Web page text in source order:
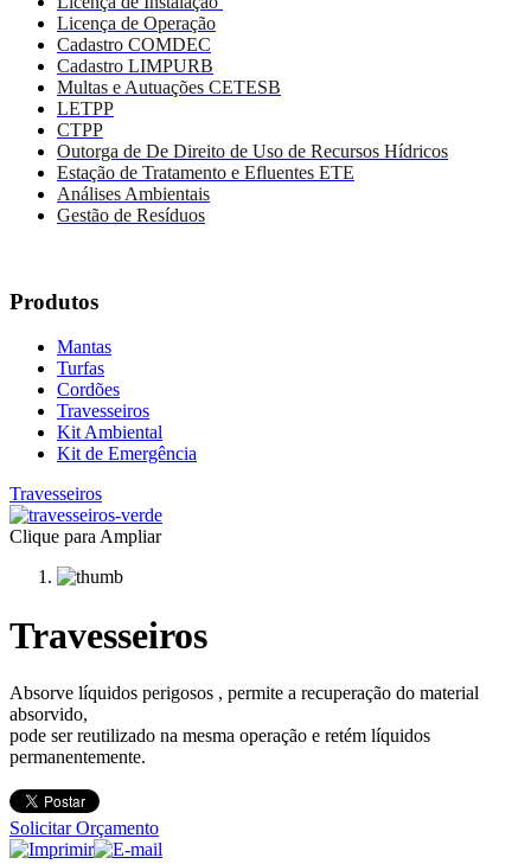
Licença de Operação
Cadastro COMDEC
Cadastro LIMPURB
Multas e Autuações CETESB
LETPP
CTPP
Outorga de De Direito de Uso de Recursos Hídricos
Estação de Tratamento e Efluentes ETE
Análises Ambientais
Gestão de Resíduos
Produtos
Mantas
Turfas
Cordões
Travesseiros
Kit Ambiental
Kit de Emergência
Travesseiros
Clique para Ampliar
Travesseiros
Absorve líquidos perigosos , permite a recuperação do material
absorvido,
pode ser reutilizado na mesma operação e retém líquidos
permanentemente.
Solicitar Orçamento